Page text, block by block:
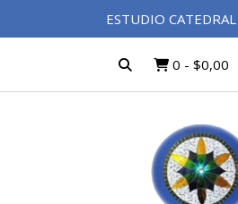
ESTUDIO
0 - $0,00